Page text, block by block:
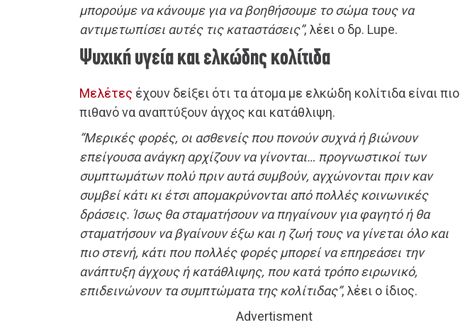
μπορούμε να κάνουμε για να βοηθήσουμε το σώμα τους να
αντιμετωπίσει αυτές τις καταστάσεις”, λέει ο δρ. Lupe.
Ψυχική υγεία και ελκώδης κολίτιδα
Μελέτες έχουν δείξει ότι τα άτομα με ελκώδη κολίτιδα είναι πιο
πιθανό να αναπτύξουν άγχος και κατάθλιψη.
“Μερικές φορές, οι ασθενείς που πονούν συχνά ή βιώνουν
επείγουσα ανάγκη αρχίζουν να γίνονται… προγνωστικοί των
συμπτωμάτων πολύ πριν αυτά συμβούν, αγχώνονται πριν καν
συμβεί κάτι κι έτσι απομακρύνονται από πολλές κοινωνικές
δράσεις. Ίσως θα σταματήσουν να πηγαίνουν για φαγητό ή θα
σταματήσουν να βγαίνουν έξω και η ζωή τους να γίνεται όλο και
πιο στενή, κάτι που πολλές φορές μπορεί να επηρεάσει την
ανάπτυξη άγχους ή κατάθλιψης, που κατά τρόπο ειρωνικό,
επιδεινώνουν τα συμπτώματα της κολίτιδας”, λέει ο ίδιος.
Advertisment